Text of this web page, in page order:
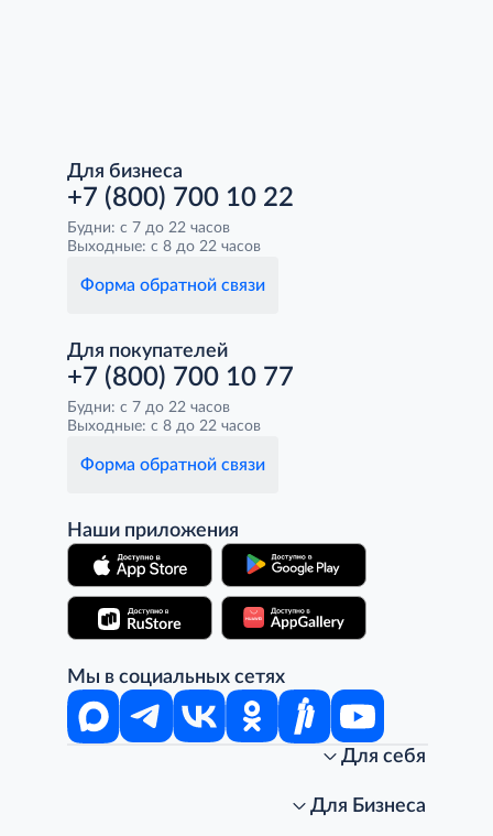
Для бизнеса
+7 (800) 700 10 22
Будни: с 7 до 22 часов
Выходные: с 8 до 22 часов
Форма обратной связи
Для покупателей
+7 (800) 700 10 77
Будни: с 7 до 22 часов
Выходные: с 8 до 22 часов
Форма обратной связи
Наши приложения
Мы в социальных сетях
Для себя
Стань клиентом METRO
Для Бизнеса